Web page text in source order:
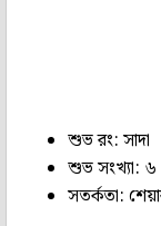
শুভ রং: সাদা
শুভ সংখ্যা: ৬
সতর্কতা: